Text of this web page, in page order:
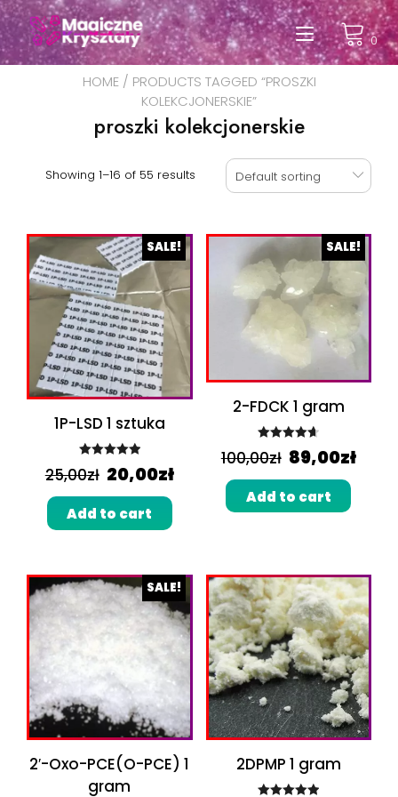
Przeskocz
do
treści
0
HOME/ PRODUCTS TAGGED “PROSZKI
KOLEKCJONERSKIE”
proszki kolekcjonerskie
Showing 1–16 of 55 results Default sorting
SALE!
1P-LSD 1 sztuka
Rated5.00
25,00zł 20,00zł
Add to cart
SALE!
2-FDCK 1 gram
Rated4.67
100,00zł 89,00zł
Add to cart
SALE!
2′-Oxo-PCE(O-PCE) 1
gram
2DPMP 1 gram